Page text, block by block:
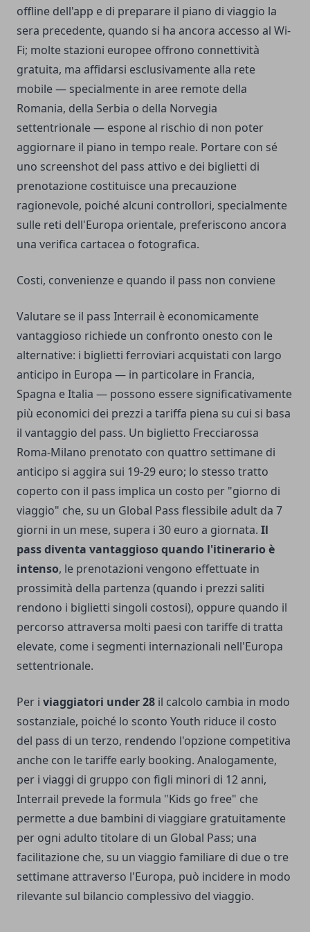
offline dell'app e di preparare il piano di viaggio la
sera precedente, quando si ha ancora accesso al Wi-
Fi; molte stazioni europee offrono connettività
gratuita, ma affidarsi esclusivamente alla rete
mobile — specialmente in aree remote della
Romania, della Serbia o della Norvegia
settentrionale — espone al rischio di non poter
aggiornare il piano in tempo reale. Portare con sé
uno screenshot del pass attivo e dei biglietti di
prenotazione costituisce una precauzione
ragionevole, poiché alcuni controllori, specialmente
sulle reti dell'Europa orientale, preferiscono ancora
una verifica cartacea o fotografica.
Costi, convenienze e quando il pass non conviene
Valutare se il pass Interrail è economicamente
vantaggioso richiede un confronto onesto con le
alternative: i biglietti ferroviari acquistati con largo
anticipo in Europa — in particolare in Francia,
Spagna e Italia — possono essere significativamente
più economici dei prezzi a tariffa piena su cui si basa
il vantaggio del pass. Un biglietto Frecciarossa
Roma-Milano prenotato con quattro settimane di
anticipo si aggira sui 19-29 euro; lo stesso tratto
coperto con il pass implica un costo per "giorno di
viaggio" che, su un Global Pass flessibile adult da 7
giorni in un mese, supera i 30 euro a giornata. Il
pass diventa vantaggioso quando l'itinerario è
intenso, le prenotazioni vengono effettuate in
prossimità della partenza (quando i prezzi saliti
rendono i biglietti singoli costosi), oppure quando il
percorso attraversa molti paesi con tariffe di tratta
elevate, come i segmenti internazionali nell'Europa
settentrionale.
Per i viaggiatori under 28 il calcolo cambia in modo
sostanziale, poiché lo sconto Youth riduce il costo
del pass di un terzo, rendendo l'opzione competitiva
anche con le tariffe early booking. Analogamente,
per i viaggi di gruppo con figli minori di 12 anni,
Interrail prevede la formula "Kids go free" che
permette a due bambini di viaggiare gratuitamente
per ogni adulto titolare di un Global Pass; una
facilitazione che, su un viaggio familiare di due o tre
settimane attraverso l'Europa, può incidere in modo
rilevante sul bilancio complessivo del viaggio.